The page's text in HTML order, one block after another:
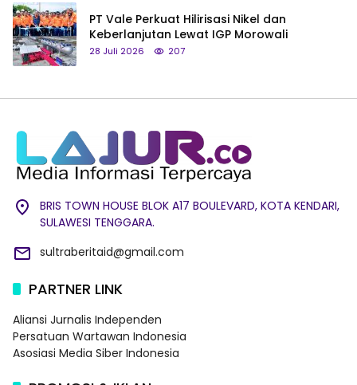
PT Vale Perkuat Hilirisasi Nikel dan
Keberlanjutan Lewat IGP Morowali
28 Juli 2026 207
BRIS TOWN HOUSE BLOK A17 BOULEVARD, KOTA KENDARI,
SULAWESI TENGGARA.
sultraberitaid@gmail.com
PARTNER LINK
Aliansi Jurnalis Independen
Persatuan Wartawan Indonesia
Asosiasi Media Siber Indonesia